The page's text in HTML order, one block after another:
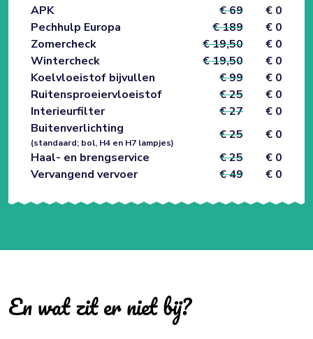
APK
€ 69
€ 0
Pechhulp Europa
€ 189
€ 0
Zomercheck
€ 19,50
€ 0
Wintercheck
€ 19,50
€ 0
Koelvloeistof bijvullen
€ 99
€ 0
Ruitensproeiervloeistof
€ 25
€ 0
Interieurfilter
€ 27
€ 0
Buitenverlichting
(standaard; bol, H4 en H7 lampjes)
€ 25
€ 0
Haal- en brengservice
€ 25
€ 0
Vervangend vervoer
€ 49 € 0
En wat zit er niet bij?